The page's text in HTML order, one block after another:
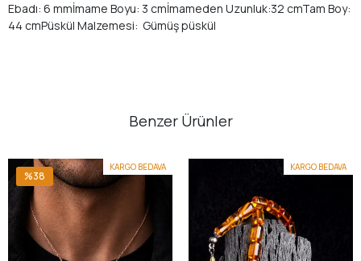
Ebadı: 6 mmİmame Boyu: 3 cmİmameden Uzunluk:32 cmTam Boy:
44 cmPüskül Malzemesi: Gümüş püskül
Benzer Ürünler
KARGO BEDAVA
%38
KARGO BEDAVA